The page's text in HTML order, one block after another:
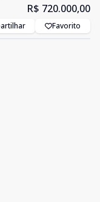
R$ 720.000,00
Favorito